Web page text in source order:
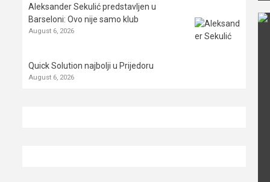
Aleksander Sekulić predstavljen u
Barseloni: Ovo nije samo klub
August 6, 2026
Quick Solution najbolji u Prijedoru
August 6, 2026